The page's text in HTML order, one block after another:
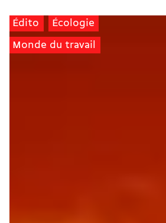
Édito Écologie
Monde du travail